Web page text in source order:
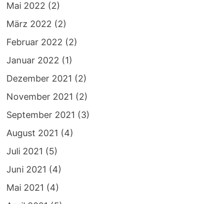
Mai 2022 (2)
März 2022 (2)
Februar 2022 (2)
Januar 2022 (1)
Dezember 2021 (2)
November 2021 (2)
September 2021 (3)
August 2021 (4)
Juli 2021 (5)
Juni 2021 (4)
Mai 2021 (4)